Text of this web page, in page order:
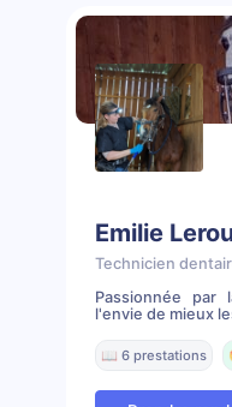
Emilie
Technicien
Passionnée par
l'envie de mieux
📖 6 prestations